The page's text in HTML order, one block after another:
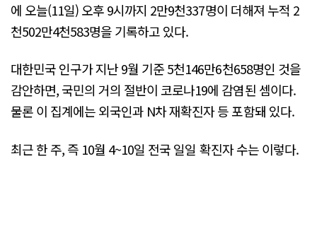
에 오늘(11일) 오후 9시까지 2만9천337명이 더해져 누적 2
천502만4천583명을 기록하고 있다.
대한민국 인구가 지난 9월 기준 5천146만6천658명인 것을
감안하면, 국민의 거의 절반이 코로나19에 감염된 셈이다.
물론 이 집계에는 외국인과 N차 재확진자 등 포함돼 있다.
최근 한 주, 즉 10월 4~10일 전국 일일 확진자 수는 이렇다.